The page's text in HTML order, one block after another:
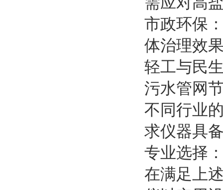
市政环保
体治理效
轻工与民
污水管网
不同行业
求仪器具
专业选择
在满足上